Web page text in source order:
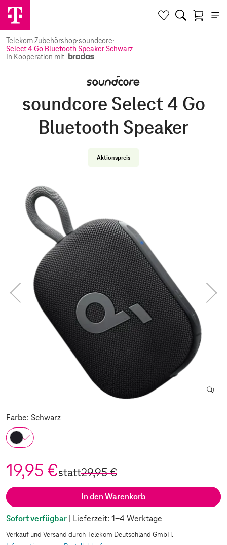
Telekom Zubehörshop·soundcore·
Select 4 Go Bluetooth Speaker Schwarz
In Kooperation mit
soundcore Select 4 Go
Bluetooth Speaker
Aktionspreis
Farbe: Schwarz
19,95 €statt29,95 €
In den Warenkorb
Sofort verfügbar | Lieferzeit: 1-4 Werktage
Verkauf und Versand durch Telekom Deutschland GmbH.